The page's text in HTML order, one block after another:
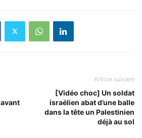
Article suivant
[Vidéo choc] Un soldat
israélien abat d’une balle
dans la tête un Palestinien
déjà au sol